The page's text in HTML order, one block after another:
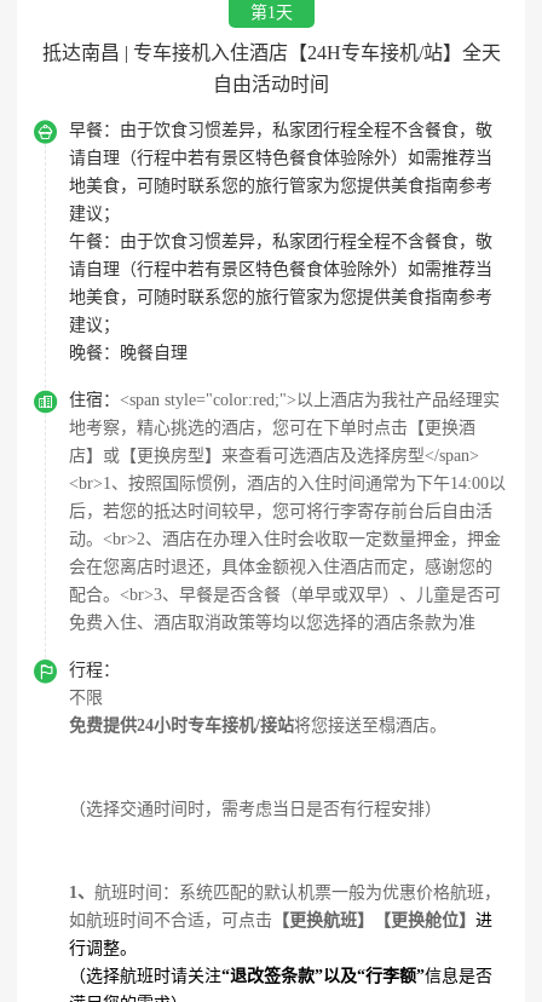
第1天
抵达南昌 | 专车接机入住酒店【24H专车接机/站】全天
自由活动时间
 早餐： 由于饮食习惯差异，私家团行程全程不含餐食，敬
请自理（行程中若有景区特色餐食体验除外）如需推荐当
地美食，可随时联系您的旅行管家为您提供美食指南参考
建议；
午餐： 由于饮食习惯差异，私家团行程全程不含餐食，敬
请自理（行程中若有景区特色餐食体验除外）如需推荐当
地美食，可随时联系您的旅行管家为您提供美食指南参考
建议；
晚餐：
晚餐自理
 住宿： <span style="color:red;">以上酒店为我社产品经理实
地考察，精心挑选的酒店，您可在下单时点击【更换酒
店】或【更换房型】来查看可选酒店及选择房型</span>
<br>1、按照国际惯例，酒店的入住时间通常为下午14:00以
后，若您的抵达时间较早，您可将行李寄存前台后自由活
动。<br>2、酒店在办理入住时会收取一定数量押金，押金
会在您离店时退还，具体金额视入住酒店而定，感谢您的
配合。<br>3、早餐是否含餐（单早或双早）、儿童是否可
免费入住、酒店取消政策等均以您选择的酒店条款为准

行程：
不限
免费提供24小时专车接机/接站将您接送至榻酒店。
（选择交通时间时，需考虑当日是否有行程安排）
1、 航班时间：系统匹配的默认机票一般为优惠价格航班，
如航班时间不合适，可点击 【更换航班】【更换舱位】 进
行调整。
（选择航班时请关注“退改签条款”以及“行李额”信息是否